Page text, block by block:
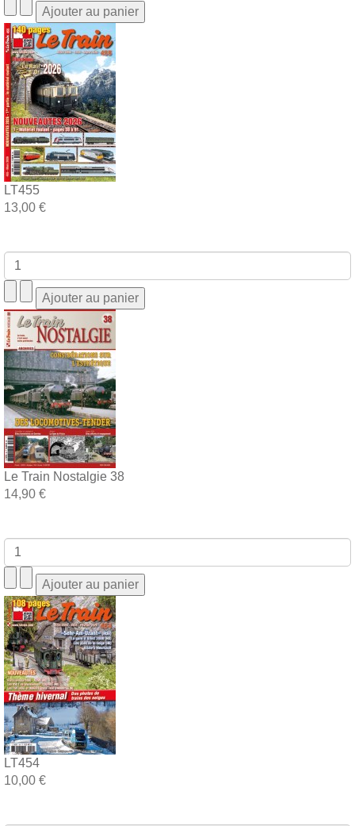
LT455
13,00 €
Le Train Nostalgie 38
14,90 €
LT454
10,00 €